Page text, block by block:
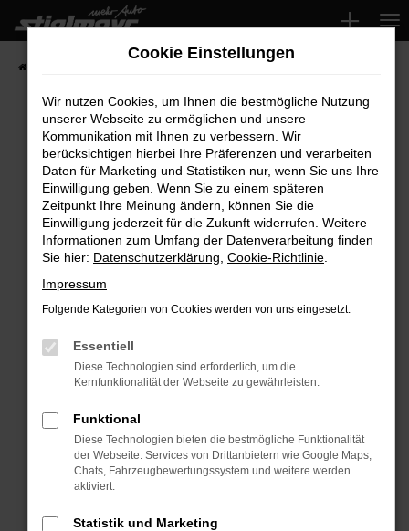
Zum
Hauptinhalt
springen
Fehler: Network Error
Beim Laden ist ein Fehler aufgetreten.
Hier sind ein paar Tipps, die dir helfen können:
Überprüfe deine Firewall und deine
Internetverbindung.
Laden andere Webseiten, zum Beispiel deine
Manche Erweiterungen, wie Werbeblocker,
können das Laden bestimmter Seiten
verhindern. Funktioniert die Seite in einem
Fenster?
Starte dein Gerät neu.
Das kann manchmal helfen, vorübergehende
Probleme zu beheben.
Stelle sicher, dass dein Browser und dein
Cookie Einstellungen
Wir nutzen Cookies, um Ihnen die bestmögliche Nutzung
unserer Webseite zu ermöglichen und unsere
Kommunikation mit Ihnen zu verbessern. Wir
berücksichtigen hierbei Ihre Präferenzen und verarbeiten
Daten für Marketing und Statistiken nur, wenn Sie uns Ihre
Einwilligung geben. Wenn Sie zu einem späteren
Zeitpunkt Ihre Meinung ändern, können Sie die
Einwilligung jederzeit für die Zukunft widerrufen. Weitere
Informationen zum Umfang der Datenverarbeitung finden
Sie hier: Datenschutzerklärung Cookie-Richtlinie
Impressum
Folgende Kategorien von Cookies werden von uns eingesetzt:
Essentiell
Diese Technologien sind erforderlich, um die
Kernfunktionalität der Webseite zu gewährleisten.
Funktional
Diese Technologien bieten die bestmögliche Funktionalität
der Webseite. Services von Drittanbietern wie Google Maps,
Chats, Fahrzeugbewertungssystem und weitere werden
aktiviert.
Statistik und Marketing